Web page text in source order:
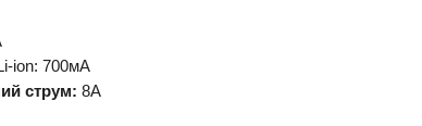
ion: 700мА
струм: 8А